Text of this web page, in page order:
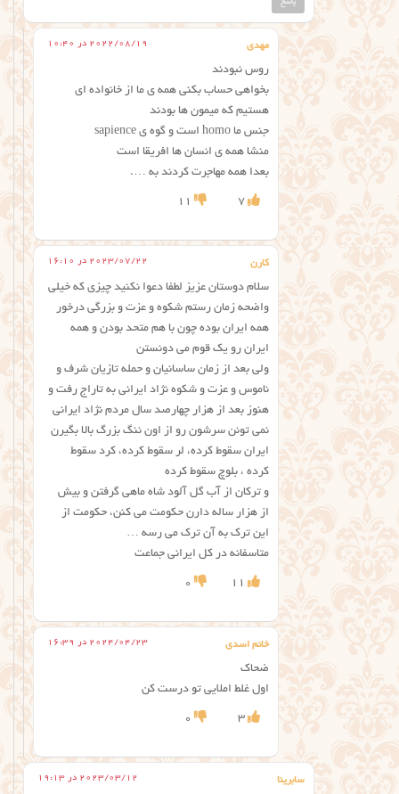
مهدی 2022/08/19 در 10:40
روس نبودند
بخواهی حساب بکنی همه ی ما از خانواده ای
هستیم که میمون ها بودند
جنس ما homo است و گوه ی sapience
منشا همه ی انسان ها افریقا است
بعدا همه مهاجرت کردند به ….
7
11
کارن 2023/07/22 در 16:10
سلام دوستان عزیز لطفا دعوا نکنید چیزی که خیلی
واضحه زمان رستم شکوه و عزت و بزرگی درخور
همه ایران بوده چون با هم متحد بودن و همه
ایران رو یک قوم می دونستن
ولی بعد از زمان ساسانیان و حمله تازیان شرف و
ناموس و عزت و شکوه نژاد ایرانی به تاراج رفت و
هنوز بعد از هزار چهارصد سال مردم نژاد ایرانی
نمی تونن سرشون رو از اون ننگ بزرگ بالا بگیرن
ایران سقوط کرده، لر سقوط کرده، کرد سقوط
کرده ، بلوچ سقوط کرده
و ترکان از آب گل آلود شاه ماهی گرفتن و بیش
از هزار ساله دارن حکومت می کنن، حکومت از
این ترک به آن ترک می رسه …
متاسفانه در کل ایرانی جماعت
11
0
خانم اسدی 2024/04/23 در 16:39
ضحاک
اول غلط املایی تو درست کن
3
0
سابرینا 2023/03/12 در 19:13